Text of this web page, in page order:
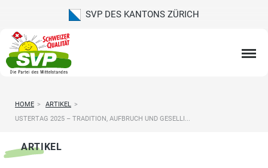
SVP DES KANTONS ZÜRICH
HOME > ARTIKEL >
USTERTAG 2025 – TRADITION, AUFBRUCH UND GESELLI...
ARTIKEL